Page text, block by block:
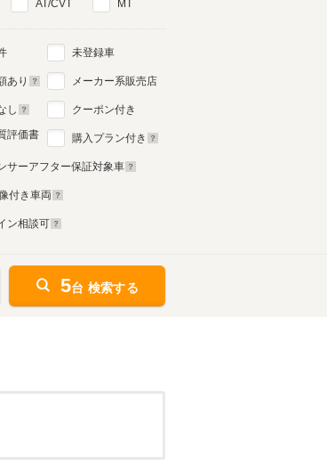
AT/CVT MT
あり
し
評価書
未登録車
メーカー系販売店
クーポン付き
購入プラン付き
サーアフター保証対象車
付き車両
ン相談可
5台 検索する